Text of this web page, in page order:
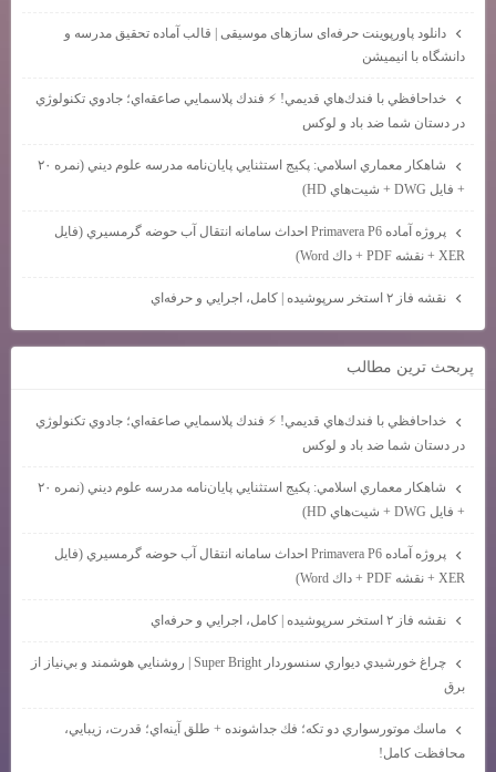
دانلود پاورپوینت حرفه‌ای سازهای موسیقی | قالب آماده تحقیق مدرسه و
دانشگاه با انیمیشن
خداحافظي با فندك‌هاي قديمي! ⚡ فندك پلاسمايي صاعقه‌اي؛ جادوي تكنولوژي
در دستان شما ضد باد و لوكس
شاهكار معماري اسلامي: پكيج استثنايي پايان‌نامه مدرسه علوم ديني (نمره ۲۰
+ فايل DWG + شيت‌هاي HD)
پروژه آماده Primavera P6 احداث سامانه انتقال آب حوضه گرمسيري (فايل
XER + نقشه PDF + داك Word)
نقشه فاز ۲ استخر سرپوشيده | كامل، اجرايي و حرفه‌اي
پربحث ترين مطالب
خداحافظي با فندك‌هاي قديمي! ⚡ فندك پلاسمايي صاعقه‌اي؛ جادوي تكنولوژي
در دستان شما ضد باد و لوكس
شاهكار معماري اسلامي: پكيج استثنايي پايان‌نامه مدرسه علوم ديني (نمره ۲۰
+ فايل DWG + شيت‌هاي HD)
پروژه آماده Primavera P6 احداث سامانه انتقال آب حوضه گرمسيري (فايل
XER + نقشه PDF + داك Word)
نقشه فاز ۲ استخر سرپوشيده | كامل، اجرايي و حرفه‌اي
چراغ خورشيدي ديواري سنسوردار Super Bright | روشنايي هوشمند و بي‌نياز از
برق
ماسك موتورسواري دو تكه؛ فك جداشونده + طلق آينه‌اي؛ قدرت، زيبايي،
محافظت كامل!